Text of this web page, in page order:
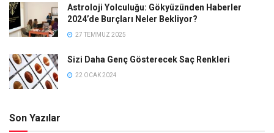
Astroloji Yolculuğu: Gökyüzünden Haberler
2024’de Burçları Neler Bekliyor?
27 TEMMUZ 2025
Sizi Daha Genç Gösterecek Saç Renkleri
22 OCAK 2024
Son Yazılar